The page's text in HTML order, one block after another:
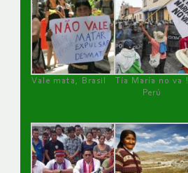
Vale mata, Brasil
Tía María no va !
Perú